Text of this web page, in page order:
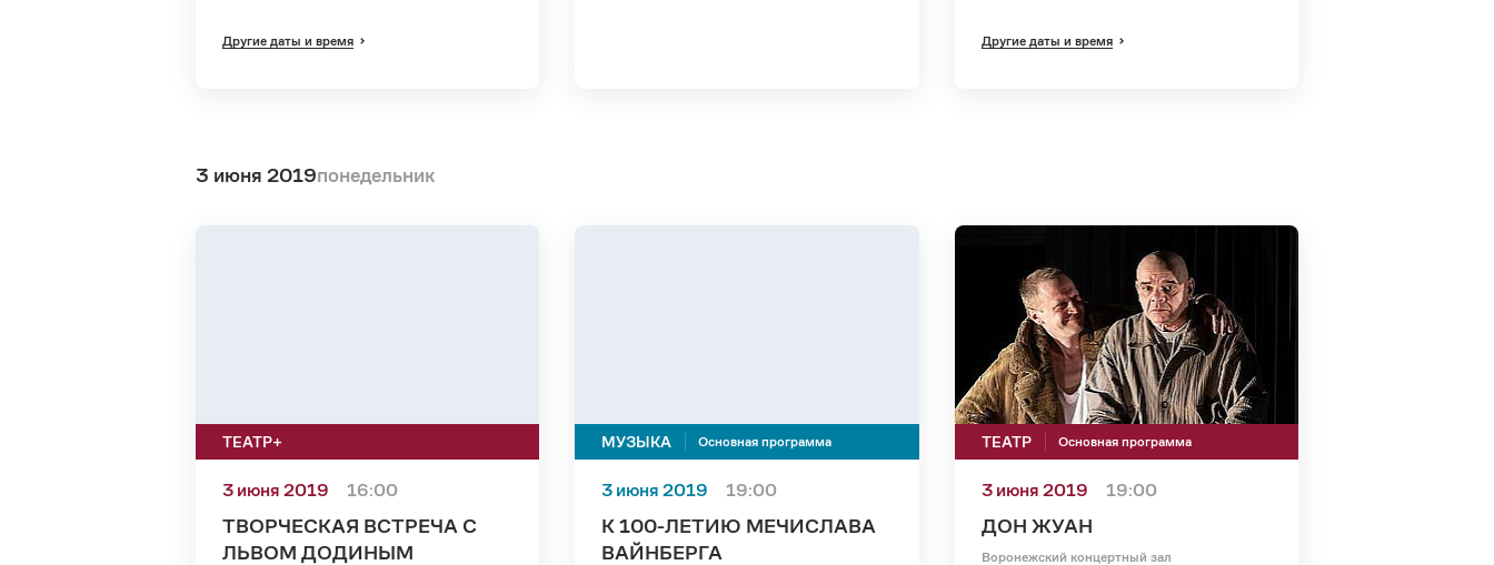
Другие даты и время Другие даты и время
3 июня 2019понедельник
ТЕАТР+
3 июня 2019 16:00
ТВОРЧЕСКАЯ ВСТРЕЧА С
ЛЬВОМ ДОДИНЫМ
МУЗЫКА Основная программа
3 июня 2019 19:00
К 100-ЛЕТИЮ МЕЧИСЛАВА
ВАЙНБЕРГА
ТЕАТР Основная программа
3 июня 2019 19:00
ДОН ЖУАН
Воронежский концертный зал